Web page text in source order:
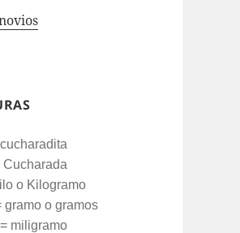
Cucharada
o Kilogramo
gramo o gramos
miligramo